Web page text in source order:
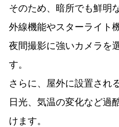
そのため、暗所でも鮮明
外線機能やスターライト
夜間撮影に強いカメラを
す。
さらに、屋外に設置され
日光、気温の変化など過
けます。